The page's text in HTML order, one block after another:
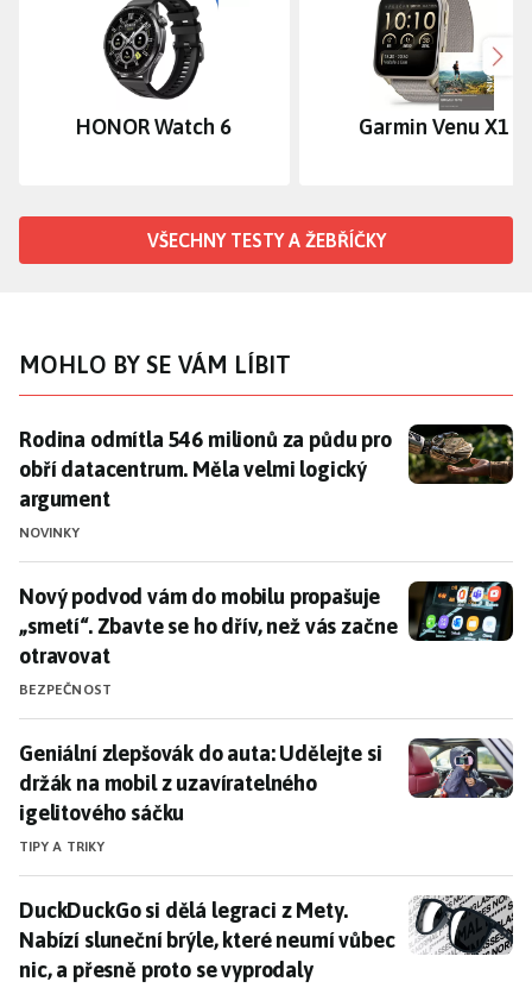
HONOR Watch 6 Garmin Venu X1
VŠECHNY TESTY A ŽEBŘÍČKY
MOHLO BY SE VÁM LÍBIT
Rodina odmítla 546 milionů za půdu pro obří
Rodina odmítla 546 milionů za půdu pro
obří datacentrum. Měla velmi logický
argument
NOVINKY
Nový podvod vám do mobilu propašuje „smetí“.
Nový podvod vám do mobilu propašuje
„smetí“. Zbavte se ho dřív, než vás začne
otravovat
BEZPEČNOST
Geniální zlepšovák do auta: Udělejte si držák na
Geniální zlepšovák do auta: Udělejte si
držák na mobil z uzavíratelného
igelitového sáčku
TIPY A TRIKY
DuckDuckGo si dělá legraci z Mety. Nabízí sluneční
DuckDuckGo si dělá legraci z Mety.
Nabízí sluneční brýle, které neumí vůbec
nic, a přesně proto se vyprodaly